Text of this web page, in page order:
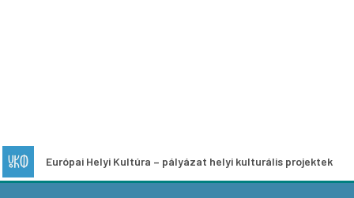
Helyi Kultúra – pályázat helyi kulturális projektek fejlesztésére